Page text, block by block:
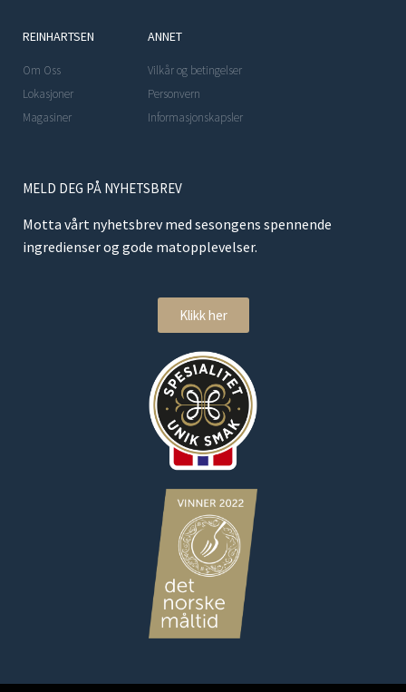
REINHARTSEN
Om Oss
Lokasjoner
Magasiner
ANNET
Vilkår og betingelser
Personvern
Informasjonskapsler
MELD DEG PÅ NYHETSBREV
Motta vårt nyhetsbrev med sesongens spennende
ingredienser og gode matopplevelser.
Klikk her